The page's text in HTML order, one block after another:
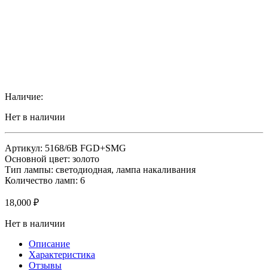
Наличие:
Нет в наличии
Артикул: 5168/6B FGD+SMG
Основной цвет: золото
Тип лампы: светодиодная, лампа накаливания
Количество ламп: 6
18,000 ₽
Нет в наличии
Описание
Характеристика
Отзывы